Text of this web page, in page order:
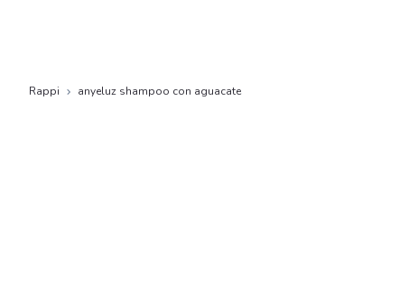
Rappi anyeluz shampoo con aguacate